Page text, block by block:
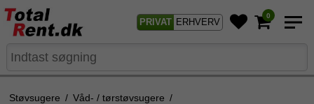
PRIVAT ERHVERV
0
Støvsugere / Våd- / tørstøvsugere /